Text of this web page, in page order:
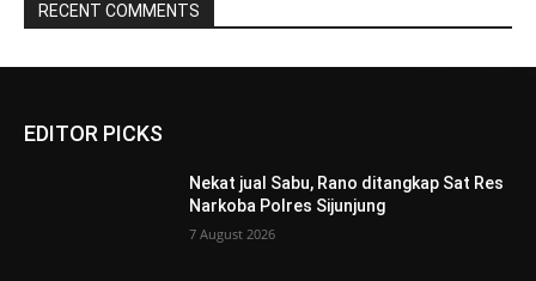
RECENT COMMENTS
EDITOR PICKS
Nekat jual Sabu, Rano ditangkap Sat Res
Narkoba Polres Sijunjung
7 August 2026